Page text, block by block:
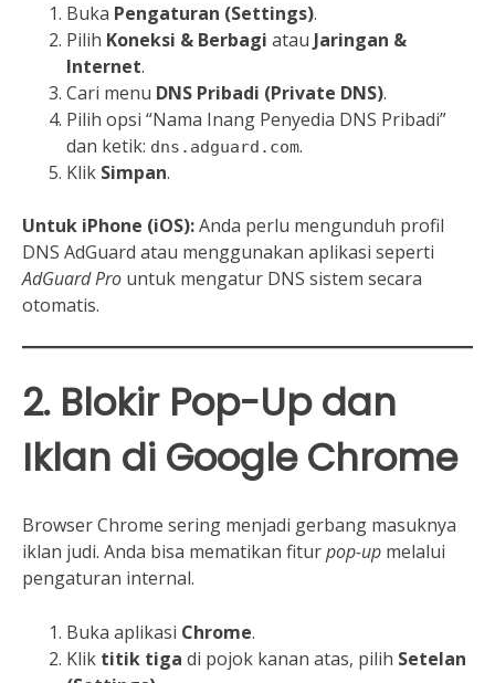
Buka Pengaturan (Settings).
Pilih Koneksi & Berbagi atau Jaringan &
Internet.
Cari menu DNS Pribadi (Private DNS).
Pilih opsi “Nama Inang Penyedia DNS Pribadi”
dan ketik: dns.adguard.com.
Klik Simpan.
Untuk iPhone (iOS):Anda perlu mengunduh profil
DNS AdGuard atau menggunakan aplikasi seperti
AdGuard Pro untuk mengatur DNS sistem secara
otomatis.
2. Blokir Pop-Up dan
Iklan di Google Chrome
Browser Chrome sering menjadi gerbang masuknya
iklan judi. Anda bisa mematikan fiturpop-up melalui
pengaturan internal.
Buka aplikasi Chrome.
Klik titik tiga di pojok kanan atas, pilih Setelan